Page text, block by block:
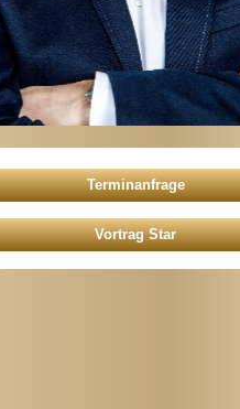
Vortrag Star